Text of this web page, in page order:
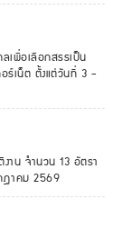
เพื่อเลือกสรรเป็น
ร์เน็ต ตั้งแต่วันที่ 3 -
าน จำนวน 13 อัตรา
ฎาคม 2569